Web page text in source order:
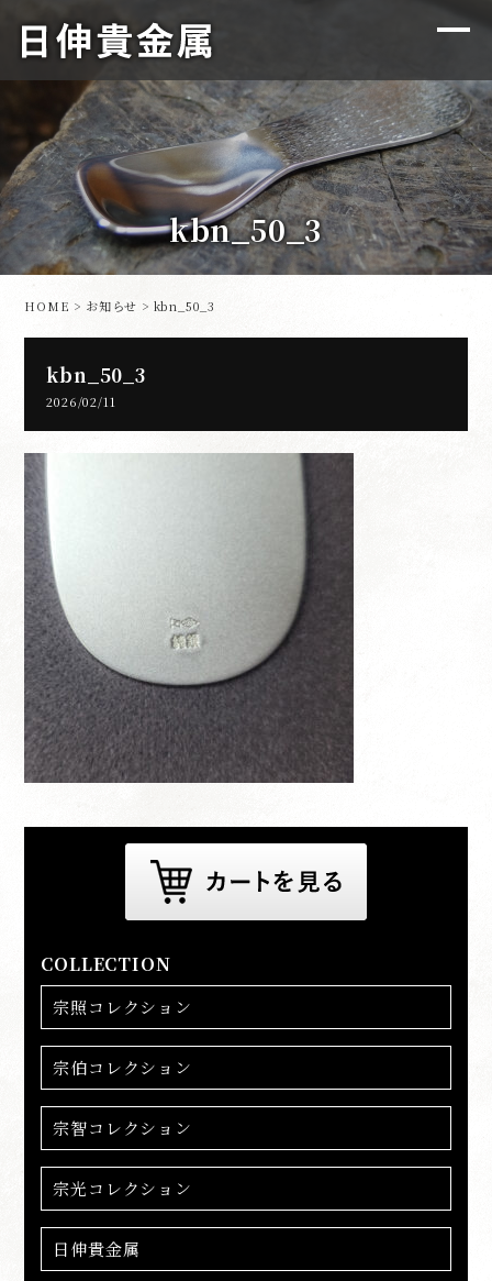
kbn_50_3
HOME > お知らせ > kbn_50_3
kbn_50_3
2026/02/11
COLLECTION
宗照コレクション
宗伯コレクション
宗智コレクション
宗光コレクション
日伸貴金属